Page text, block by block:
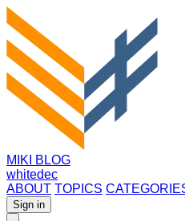
MIKI BLOG
whitedec
ABOUT TOPICS
Sign in